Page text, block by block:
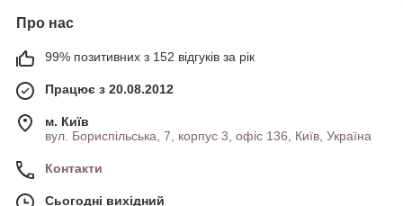
Про нас
99% позитивних з 152 відгуків за рік
Працює з 20.08.2012
м. Київ
вул. Бориспільська, 7, корпус 3, офіс 136, Київ, Україна
Контакти
Сьогодні вихідний